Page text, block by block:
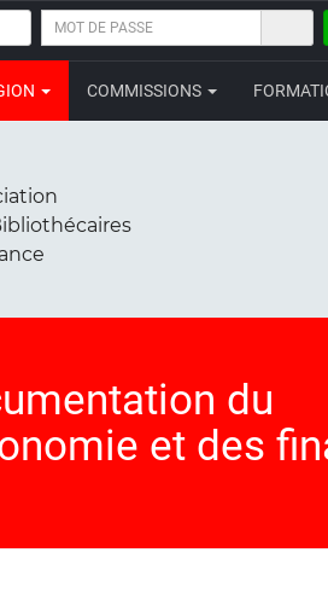
MOT
PASSECOMMISSIONS
du
et des